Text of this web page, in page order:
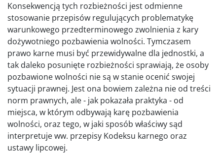
Konsekwencją tych rozbieżności jest odmienne
stosowanie przepisów regulujących problematykę
warunkowego przedterminowego zwolnienia z kary
dożywotniego pozbawienia wolności. Tymczasem
prawo karne musi być przewidywalne dla jednostki, a
tak daleko posunięte rozbieżności sprawiają, że osoby
pozbawione wolności nie są w stanie ocenić swojej
sytuacji prawnej. Jest ona bowiem zależna nie od treści
norm prawnych, ale - jak pokazała praktyka - od
miejsca, w którym odbywają karę pozbawienia
wolności, oraz tego, w jaki sposób właściwy sąd
interpretuje ww. przepisy Kodeksu karnego oraz
ustawy lipcowej.